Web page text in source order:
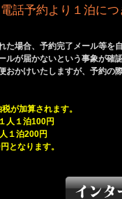
話予約より１泊に
た場合、予約完了メール等
ルが届かないという事象が確
おかけいたしますが、予約
が加算されます。
人１泊100円
１泊200円
となります。